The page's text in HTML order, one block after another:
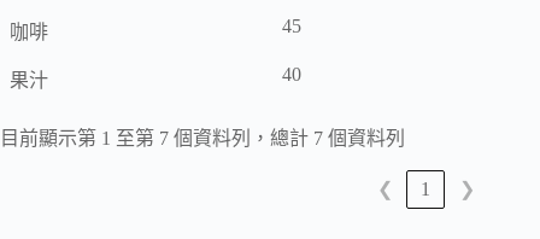
咖啡 45
果汁 40
目前顯示第 1 至第 7 個資料列，總計 7 個資料列
❮ 1 ❯